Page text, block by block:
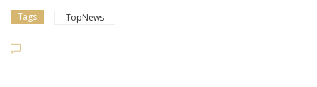
Tags TopNews